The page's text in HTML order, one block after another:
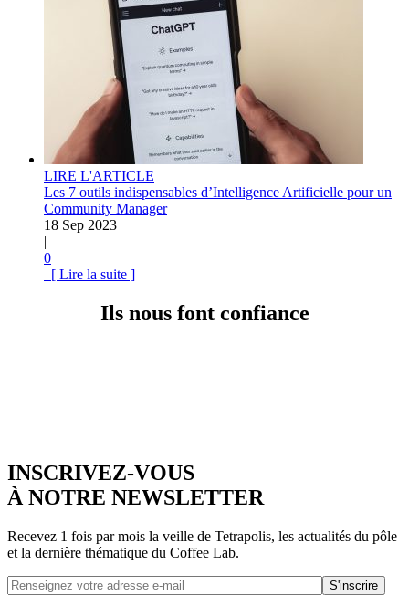
LIRE L'ARTICLE
Les 7 outils indispensables d’Intelligence Artificielle pour un
Community Manager
18 Sep 2023
|
0
[ Lire la suite ]
Ils nous font confiance
INSCRIVEZ-VOUS
À NOTRE NEWSLETTER
Recevez 1 fois par mois la veille de Tetrapolis, les actualités du pôle
et la dernière thématique du Coffee Lab.
S'inscrire